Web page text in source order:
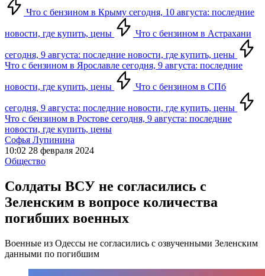
Что с бензином в Крыму сегодня, 10 августа: последние
новости, где купить, цены Что с бензином в Астрахани
сегодня, 9 августа: последние новости, где купить, цены
Что с бензином в Ярославле сегодня, 9 августа: последние
новости, где купить, цены Что с бензином в СПб
сегодня, 9 августа: последние новости, где купить, цены
Что с бензином в Ростове сегодня, 9 августа: последние
новости, где купить, цены
Софья Лупинина
10:02 28 февраля 2024
Общество
Солдаты ВСУ не согласились с
Зеленским в вопросе количества
погибших военных
Военные из Одессы не согласились с озвученными Зеленским
данными по погибшим